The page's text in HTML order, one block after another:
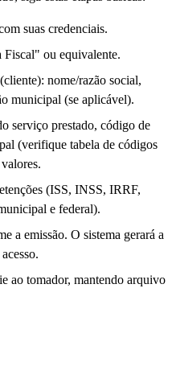
suas credenciais.
ou equivalente.
nome/razão social,
municipal (se aplicável).
serviço prestado, código de
(verifique tabela de códigos
(ISS, INSS, IRRF,
e federal).
a emissão. O sistema gerará a
ao tomador, mantendo arquivo